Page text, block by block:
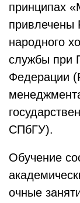
принципах
привлечены
народного
службы при
Федерации
СПбГУ).
Обучение
очные